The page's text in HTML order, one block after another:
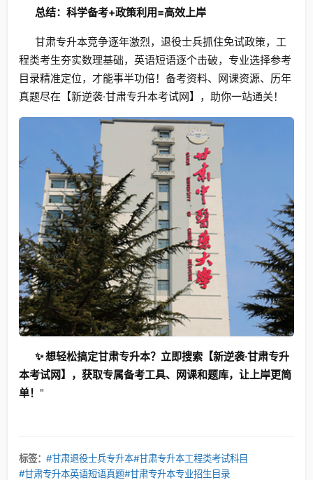
总结：科学备考+政策利用=高效上岸
甘肃专升本竞争逐年激烈，退役士兵抓住免试政策，工
程类考生夯实数理基础，英语短语逐个击破，专业选择参考
目录精准定位，才能事半功倍！备考资料、网课资源、历年
真题尽在【新逆袭·甘肃专升本考试网】，助你一站通关！
✨ 想轻松搞定甘肃专升本？立即搜索【新逆袭·甘肃专升
本考试网】，获取专属备考工具、网课和题库，让上岸更简
单！ "
标签： #甘肃退役士兵专升本#甘肃专升本工程类考试科目
#甘肃专升本英语短语真题#甘肃专升本专业招生目录